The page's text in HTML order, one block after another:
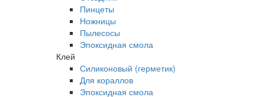
Пинцеты
Ножницы
Пылесосы
Эпоксидная смола
Клей
Силиконовый (герметик)
Для кораллов
Эпоксидная смола